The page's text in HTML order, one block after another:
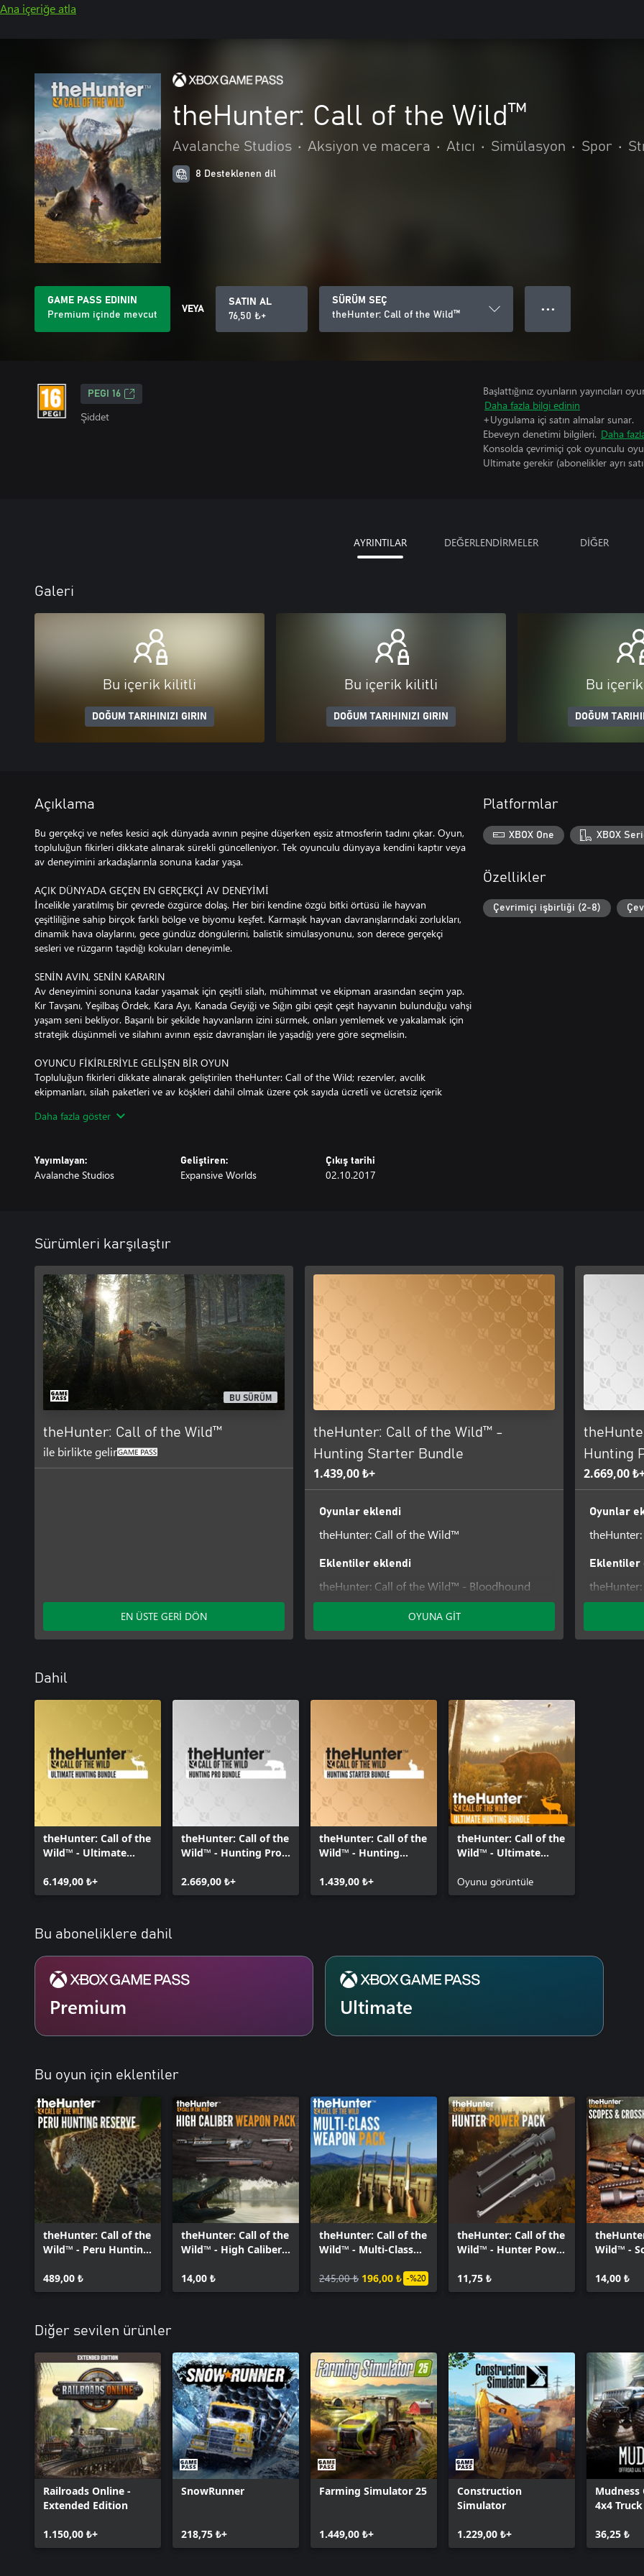
Ana içeriğe atla
theHunter: Call of the Wild™
Avalanche Studios • Aksiyon ve macera • Atıcı • Simülasyon • Spor •
8 Desteklenen dil
GAME PASS EDININ
Premium içinde mevcut
VEYA
SATIN AL
76,50 ₺+
SÜRÜM SEÇ
theHunter: Call of the Wild™
● ● ●
PEGI 16
Şiddet
Başlattığınız oyunların yayıncıları
Daha fazla bilgi edinin
+Uygulama içi satın almalar sunar.
Ebeveyn denetimi bilgileri. Daha
Konsolda çevrimiçi çok oyunculu
Ultimate gerekir (abonelikler ayrı
AYRINTILAR DEĞERLENDİRMELER DİĞER
Galeri
Bu içerik kilitli
DOĞUM TARIHINIZI GIRIN
Bu içerik kilitli
DOĞUM TARIHINIZI GIRIN
Bu
DOĞUM
Açıklama
Bu gerçekçi ve nefes kesici açık dünyada avının peşine düşerken eşsiz atmosferin tadını çıkar. Oyun,
topluluğun fikirleri dikkate alınarak sürekli güncelleniyor. Tek oyunculu dünyaya kendini kaptır veya
av deneyimini arkadaşlarınla sonuna kadar yaşa.
AÇIK DÜNYADA GEÇEN EN GERÇEKÇİ AV DENEYİMİ
İncelikle yaratılmış bir çevrede özgürce dolaş. Her biri kendine özgü bitki örtüsü ile hayvan
çeşitliliğine sahip birçok farklı bölge ve biyomu keşfet. Karmaşık hayvan davranışlarındaki zorlukları,
dinamik hava olaylarını, gece gündüz döngülerini, balistik simülasyonunu, son derece gerçekçi
sesleri ve rüzgarın taşıdığı kokuları deneyimle.
SENİN AVIN, SENİN KARARIN
Av deneyimini sonuna kadar yaşamak için çeşitli silah, mühimmat ve ekipman arasından seçim yap.
Kır Tavşanı, Yeşilbaş Ördek, Kara Ayı, Kanada Geyiği ve Sığın gibi çeşit çeşit hayvanın bulunduğu vahşi
yaşam seni bekliyor. Başarılı bir şekilde hayvanların izini sürmek, onları yemlemek ve yakalamak için
stratejik düşünmeli ve silahını avının eşsiz davranışları ile yaşadığı yere göre seçmelisin.
OYUNCU FİKİRLERİYLE GELİŞEN BİR OYUN
Topluluğun fikirleri dikkate alınarak geliştirilen theHunter: Call of the Wild; rezervler, avcılık
ekipmanları, silah paketleri ve av köşkleri dahil olmak üzere çok sayıda ücretli ve ücretsiz içerik
deneyimin parçası olmak için sabırsızlanacak.
Her avın anlatılacak eşsiz bir hikayesi var. Layton Lake ve Hirschfelden rezervlerindeki başarı
hikayelerini ölümsüzleştir. En değerli avlarını ferah Av Köşkünde sergileyebilir veya şömine karşısında
Nefes kesici av rezervlerini sekiz oyuncuya kadar çevrimiçi çok oyunculu modda deneyimle.
Arkadaşlarınla iş birliği yaparak strateji kur veya en etkileyici avı yakalamak için onlara karşı yarış. Av
grubundaki bir üyenin satın aldığı tüm ücretli DLC rezervlerine sen de erişebilirsin.
Daha fazla göster
Yayımlayan:
Avalanche Studios
Geliştiren:
Expansive Worlds
Çıkış tarihi
02.10.2017
Platformlar
XBOX One XBOX
Özellikler
Çevrimiçi işbirliği (2-8)
Sürümleri karşılaştır
BU SÜRÜM
theHunter: Call of the Wild™
ile birlikte gelir
EN ÜSTE GERİ DÖN
theHunter: Call of the Wild™ -
Hunting Starter Bundle
1.439,00 ₺+
Oyunlar eklendi
theHunter: Call of the Wild™
Eklentiler eklendi
theHunter: Call of the Wild™ - Bloodhound
theHunter Call of the Wild™ - Modern Rifle
theHunter™ Call of the Wild - Silver Ridge
OYUNA GİT
Hunting
2.669,00
Oyunlar
Eklentiler
Weapon
Dahil
theHunter: Call of the
Wild™ - Ultimate
6.149,00 ₺+
theHunter: Call of the
Wild™ - Hunting Pro
2.669,00 ₺+
theHunter: Call of the
Wild™ - Hunting
1.439,00 ₺+
theHunter: Call of the
Wild™ - Ultimate
Oyunu görüntüle
Bu aboneliklere dahil
Premium Ultimate
Bu oyun için eklentiler
theHunter: Call of the
Wild™ - Peru Hunting
489,00 ₺
theHunter: Call of the
Wild™ - High Caliber
14,00 ₺
theHunter: Call of the
Wild™ - Multi-Class
245,00 ₺ 196,00 ₺ -%20
theHunter: Call of the
Wild™ - Hunter Power
11,75 ₺
Wild™ -
14,00 ₺
Diğer sevilen ürünler
Railroads Online -
Extended Edition
1.150,00 ₺+
SnowRunner
218,75 ₺+
Farming Simulator 25
1.449,00 ₺+
Construction
Simulator
1.229,00 ₺+
Mudness
4x4
36,25 ₺